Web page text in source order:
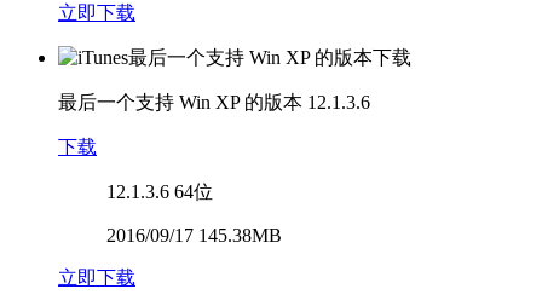
立即下载
最后一个支持 Win XP 的版本 12.1.3.6
下载
12.1.3.6 64位
2016/09/17 145.38MB
立即下载